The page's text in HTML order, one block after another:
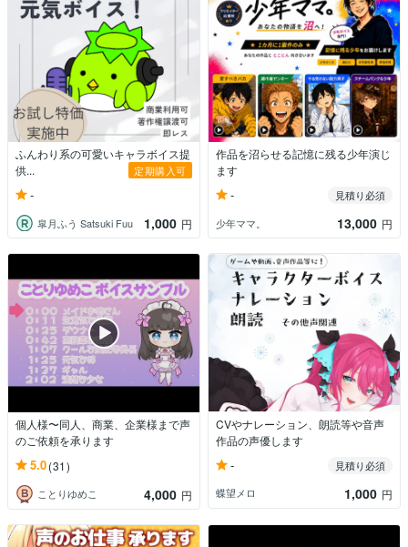
ふんわり系の可愛いキャラボイス提
供...
定期購入可
-
皐月ふう Satsuki Fuu 1,000 円
作品を沼らせる記憶に残る少年演じ
ます
-
見積り必須
少年ママ。
13,000 円
個人様〜同人、商業、企業様まで声
のご依頼を承ります
5.0(31)
ことりゆめこ 4,000 円
CVやナレーション、朗読等や音声
作品の声優します
-
見積り必須
蝶望メロ
1,000 円